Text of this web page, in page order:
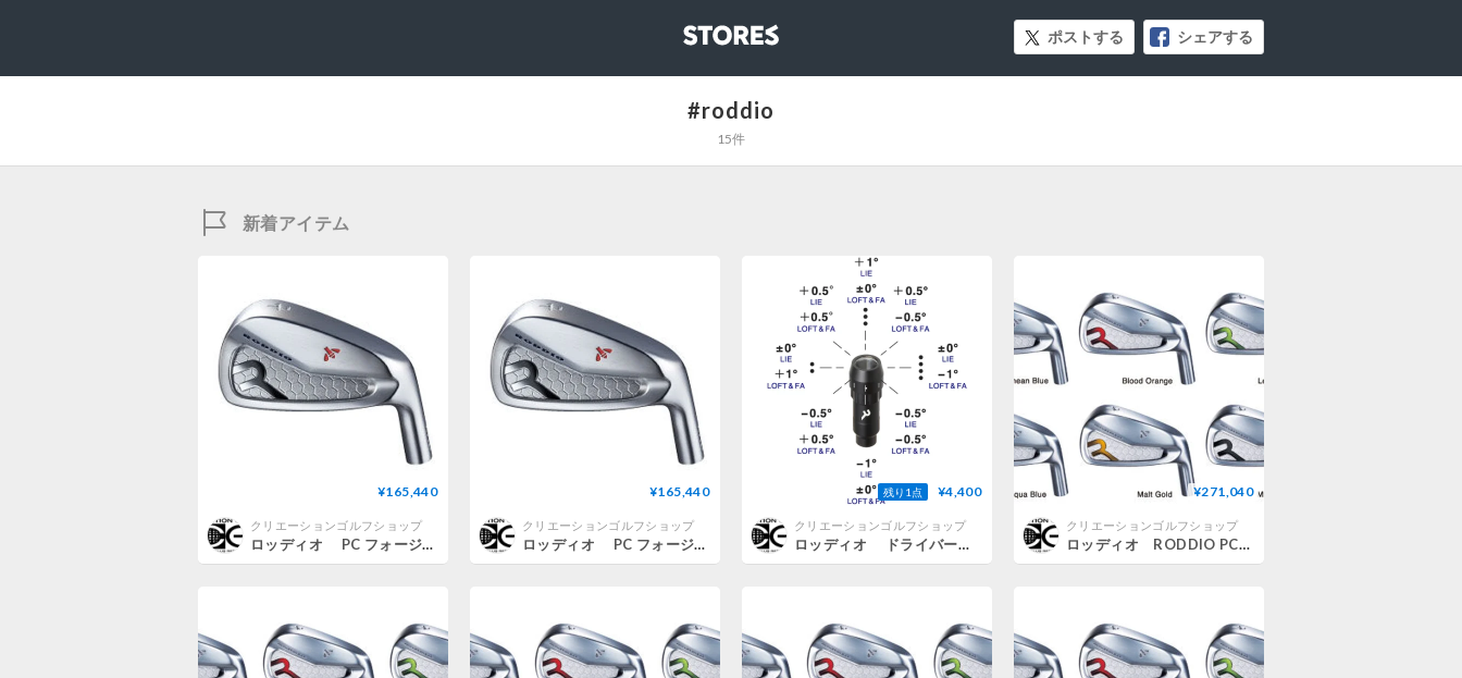
STORES ポストする シェアする
#roddio
15件
新着アイテム
¥165,440
クリエーションゴルフショップ
ロッディオ PC フォージドアイアン【＃7〜PW】 4本セット N.S.PRO モーダス３ ラグジュアリーブラック LUXURY BLACK アイアン用シャフト付
¥165,440
クリエーションゴルフショップ
ロッディオ PC フォージドアイアン【＃7〜PW】 4本セット N.S.PRO モーダス３ ラグジュアリーブラック LUXURY BLACK アイアン用シャフト付
残り1点 ¥4,400
クリエーションゴルフショップ
ロッディオ ドライバー用可変式スリーブ
¥271,040
クリエーションゴルフショップ
ロッディオ RODDIO PC フォージドアイアン【＃7〜S】 7本セット カラーカスタム仕様 エレベート MPH95 アイアン用シャフト付